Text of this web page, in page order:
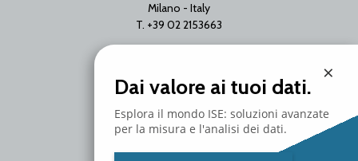
Milano - Italy
T. +39 02 2153663
×
Dai valore ai tuoi dati.
Esplora il mondo ISE: soluzioni avanzate
per la misura e l'analisi dei dati.